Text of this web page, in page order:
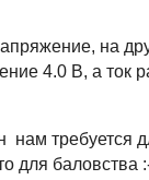
на
4.0 В, а ток
требуется
для баловства